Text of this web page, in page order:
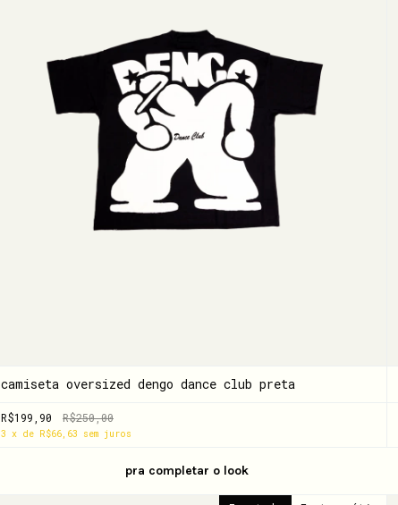
camiseta oversized dengo dance club preta
R$199,90 R$250,00
3 x de R$66,63 sem juros
pra completar o look